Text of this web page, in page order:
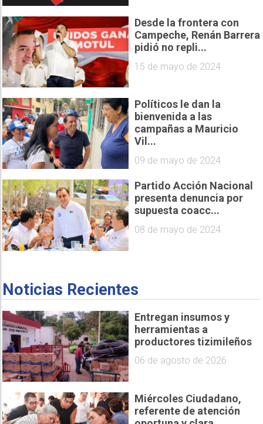
Desde la frontera con
Campeche, Renán Barrera
pidió no repli...
15 de mayo de 2024
Políticos le dan la
bienvenida a las
campañas a Mauricio
Vil...
09 de mayo de 2024
Partido Acción Nacional
presenta denuncia por
supuesta coacc...
08 de mayo de 2024
Noticias Recientes
Entregan insumos y
herramientas a
productores tizimileños
06 de agosto de 2026
Miércoles Ciudadano,
referente de atención